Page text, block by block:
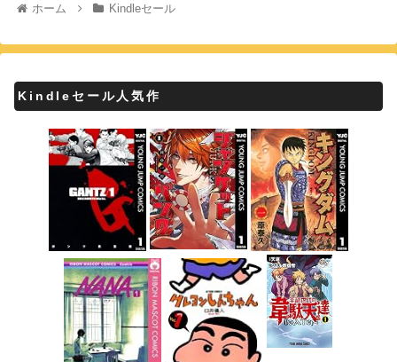
ホーム Kindleセール
Kindleセール人気作